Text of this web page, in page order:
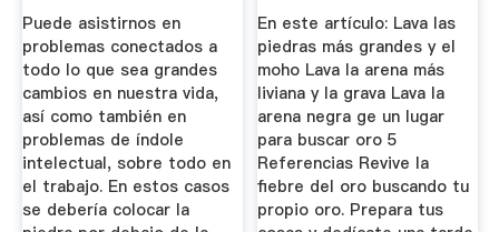
Puede asistirnos en
problemas conectados a
todo lo que sea grandes
cambios en nuestra vida,
así como también en
problemas de índole
intelectual, sobre todo en
el trabajo. En estos casos
se debería colocar la
En este artículo: Lava las
piedras más grandes y el
moho Lava la arena más
liviana y la grava Lava la
arena negra ge un lugar
para buscar oro 5
Referencias Revive la
fiebre del oro buscando tu
propio oro. Prepara tus